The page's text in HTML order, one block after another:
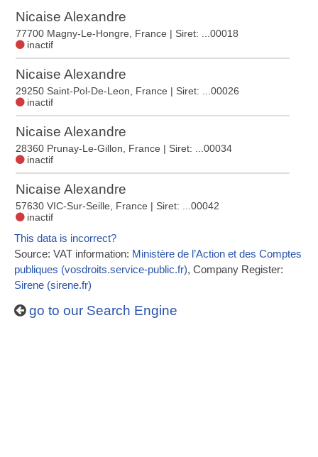
Nicaise Alexandre
77700 Magny-Le-Hongre, France | Siret: ...00018
inactif
Nicaise Alexandre
29250 Saint-Pol-De-Leon, France | Siret: ...00026
inactif
Nicaise Alexandre
28360 Prunay-Le-Gillon, France | Siret: ...00034
inactif
Nicaise Alexandre
57630 VIC-Sur-Seille, France | Siret: ...00042
inactif
This data is incorrect?
Source: VAT information: Ministère de l’Action et des Comptes
publiques (vosdroits.service-public.fr), Company Register:
Sirene (sirene.fr)
go to our Search Engine